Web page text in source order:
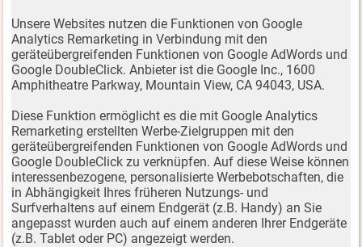
Unsere Websites nutzen die Funktionen von Google
Analytics Remarketing in Verbindung mit den
geräteübergreifenden Funktionen von Google AdWords und
Google DoubleClick. Anbieter ist die Google Inc., 1600
Amphitheatre Parkway, Mountain View, CA 94043, USA.
Diese Funktion ermöglicht es die mit Google Analytics
Remarketing erstellten Werbe-Zielgruppen mit den
geräteübergreifenden Funktionen von Google AdWords und
Google DoubleClick zu verknüpfen. Auf diese Weise können
interessenbezogene, personalisierte Werbebotschaften, die
in Abhängigkeit Ihres früheren Nutzungs- und
Surfverhaltens auf einem Endgerät (z.B. Handy) an Sie
angepasst wurden auch auf einem anderen Ihrer Endgeräte
(z.B. Tablet oder PC) angezeigt werden.